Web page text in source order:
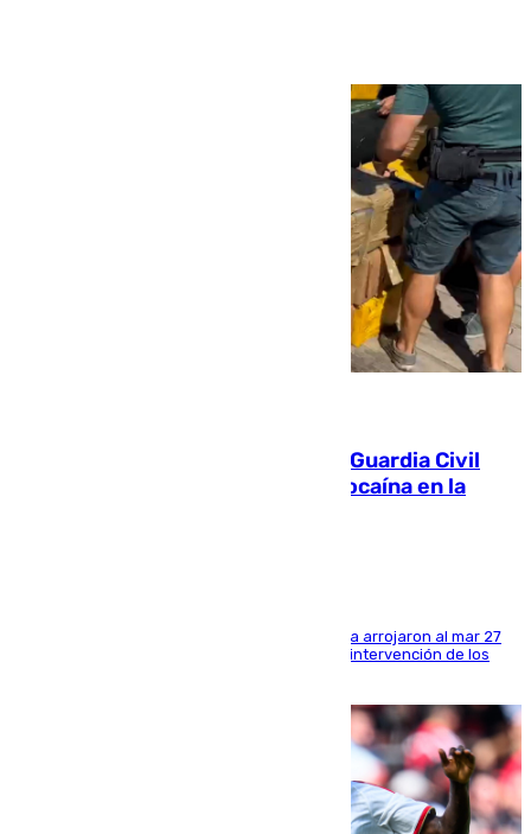
Persecución en Punta Umbría: la Guardia Civil
interviene más de 800 kilos de cocaína en la
Los tripulantes de una embarcación semirrígida arrojaron al mar 27
fardos durante la huida para intentar evitar la intervención de los